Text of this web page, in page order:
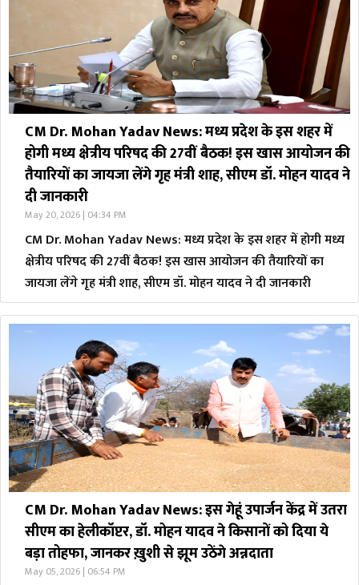
CM Dr. Mohan Yadav News: मध्य प्रदेश के इस शहर में
होगी मध्य क्षेत्रीय परिषद की 27वीं बैठक! इस खास आयोजन की
तैयारियों का जायजा लेंगे गृह मंत्री शाह, सीएम डॉ. मोहन यादव ने
दी जानकारी
May 20, 2026 | 04:34 PM
CM Dr. Mohan Yadav News: मध्य प्रदेश के इस शहर में होगी मध्य
क्षेत्रीय परिषद की 27वीं बैठक! इस खास आयोजन की तैयारियों का
जायजा लेंगे गृह मंत्री शाह, सीएम डॉ. मोहन यादव ने दी जानकारी
CM Dr. Mohan Yadav News: इस गेहूं उपार्जन केंद्र में उतरा
सीएम का हेलीकॉप्टर, डॉ. मोहन यादव ने किसानों को दिया ये
बड़ा तोहफा, जानकर ख़ुशी से झूम उठेंगे अन्नदाता
May 05, 2026 | 06:54 PM